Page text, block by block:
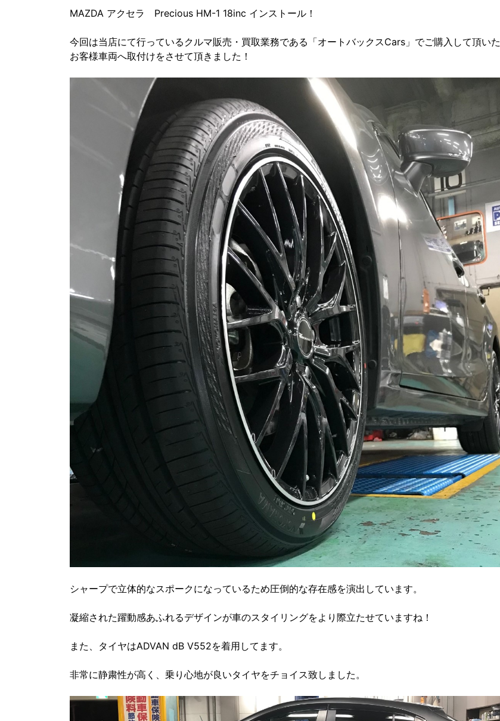
MAZDA アクセラ Precious HM-1 18inc インストール！
今回は当店にて行っているクルマ販売・買取業務である「オートバックスCars」でご購入して頂いた
お客様車両へ取付けをさせて頂きました！
シャープで立体的なスポークになっているため圧倒的な存在感を演出しています。
凝縮された躍動感あふれるデザインが車のスタイリングをより際立たせていますね！
また、タイヤはADVAN dB V552を着用してます。
非常に静粛性が高く、乗り心地が良いタイヤをチョイス致しました。